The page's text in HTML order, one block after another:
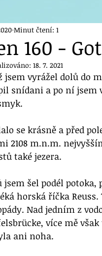
160 -
Minut čtení: 1
18. 7. 2021
jsem vyrážel dolů do
snídani a po ní jsem
se krásně a před
2108 m.n.m.
také jezera.
jsem šel podél
horská říčka
Nad jedním z
více mě
ani noha.